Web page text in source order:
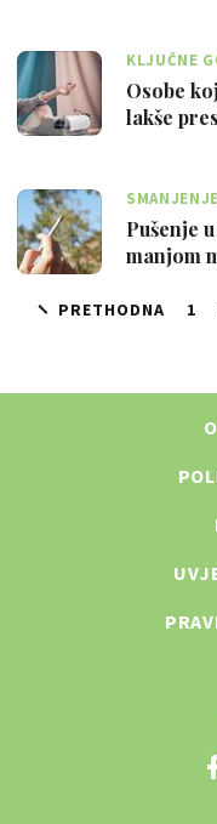
KLJUČNE
Osobe
lakše
Pušenje
manjom
PRETHODNA 1